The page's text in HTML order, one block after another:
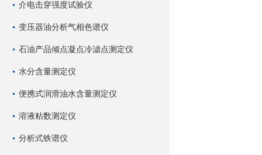
介电击穿强度试验仪
变压器油分析气相色谱仪
石油产品倾点凝点冷滤点测定仪
水分含量测定仪
便携式润滑油水含量测定仪
溶液粘数测定仪
分析式铁谱仪